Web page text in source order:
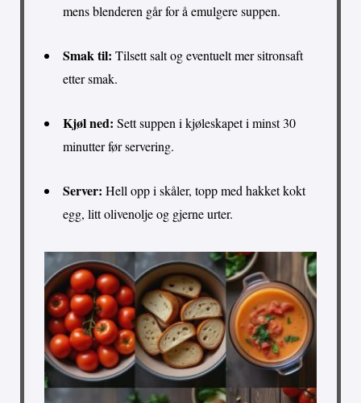
mens blenderen går for å emulgere suppen.
Smak til: Tilsett salt og eventuelt mer sitronsaft
etter smak.
Kjøl ned: Sett suppen i kjøleskapet i minst 30
minutter før servering.
Server: Hell opp i skåler, topp med hakket kokt
egg, litt olivenolje og gjerne urter.